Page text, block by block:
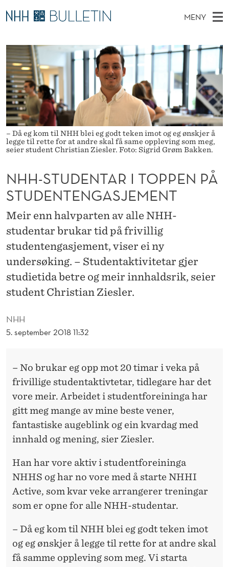
N
H
H
S
T
U
D
N
T
A
R
T
O
P
MENY
O
V
E
D
M
E
N
Y
Ø
K
I
N
E
T
T
S
T
E
D
E
Stipendiater og nye forskerprofiler
Disputaser
Ekspertutvalg
Om Bulletin
– Då eg kom til NHH blei eg godt teken imot og eg ønskjer å
legge til rette for at andre skal få same oppleving som meg,
seier student Christian Ziesler. Foto: Sigrid Grøm Bakken.
NHH
5. september 2018 11:32
NHH-STUDENTAR I TOPPEN PÅ
STUDENTENGASJEMENT
Meir enn halvparten av alle NHH-
studentar brukar tid på frivillig
studentengasjement, viser ei ny
undersøking. – Studentaktivitetar gjer
studietida betre og meir innhaldsrik, seier
student Christian Ziesler.
– No brukar eg opp mot 20 timar i veka på
frivillige studentaktivtetar, tidlegare har det
vore meir. Arbeidet i studentforeininga har
gitt meg mange av mine beste vener,
fantastiske augeblink og ein kvardag med
innhald og mening, sier Ziesler.
Han har vore aktiv i studentforeininga
NHHS og har no vore med å starte NHHI
Active, som kvar veke arrangerer treningar
som er opne for alle NHH-studentar.
– Då eg kom til NHH blei eg godt teken imot
og eg ønskjer å legge til rette for at andre skal
få samme oppleving som meg. Vi starta